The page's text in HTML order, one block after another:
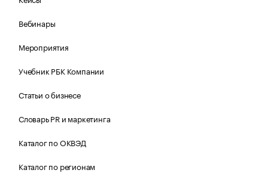
Вебинары
Мероприятия
Учебник РБК Компании
Статьи о бизнесе
Словарь PR и маркетинга
Каталог по ОКВЭД
Каталог по регионам